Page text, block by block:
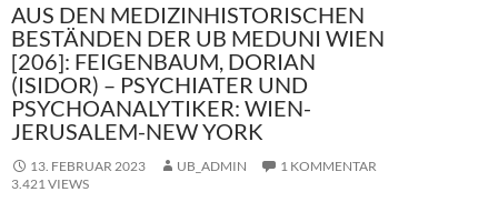
AUS DEN MEDIZINHISTORISCHEN
BESTÄNDEN DER UB MEDUNI WIEN
[206]: FEIGENBAUM, DORIAN
(ISIDOR) – PSYCHIATER UND
PSYCHOANALYTIKER: WIEN-
JERUSALEM-NEW YORK
13. FEBRUAR 2023 UB_ADMIN
1 KOMMENTAR
3.421 VIEWS